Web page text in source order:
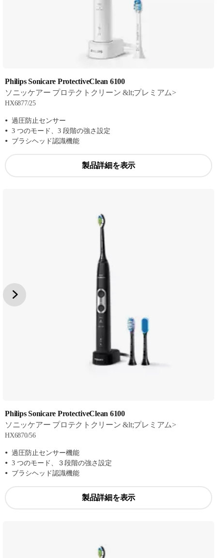
Philips Sonicare ProtectiveClean 6100
ソニッケアー プロテクトクリーン &lt;プレミアム>
HX6877/25
過圧防止センサー
3 つのモード、3 段階の強さ設定
ブラシヘッド認識機能
製品詳細を表示
Philips Sonicare ProtectiveClean 6100
ソニッケアー プロテクトクリーン &lt;プレミアム>
HX6870/56
過圧防止センサー機能
3 つのモード、３段階の強さ設定
ブラシヘッド認識機能
製品詳細を表示